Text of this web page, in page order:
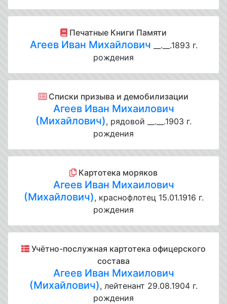
Печатные Книги Памяти
Агеев Иван Михайлович __.__.1893 г.
рождения
Списки призыва и демобилизации
Агеев Иван Михаилович
(Михайлович), рядовой __.__.1903 г.
рождения
Картотека моряков
Агеев Иван Михаилович
(Михайлович), краснофлотец 15.01.1916 г.
рождения
Учётно-послужная картотека офицерского
состава
Агеев Иван Михаилович
(Михайлович), лейтенант 29.08.1904 г.
рождения